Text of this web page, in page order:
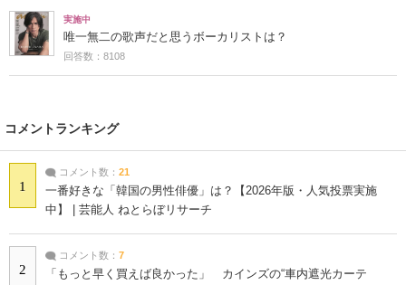
実施中
唯一無二の歌声だと思うボーカリストは？
回答数：8108
コメントランキング
1
コメント数： 21
一番好きな「韓国の男性俳優」は？【2026年版・人気投票実施
中】 | 芸能人 ねとらぼリサーチ
2
コメント数： 7
「もっと早く買えば良かった」 カインズの“車内遮光カーテ